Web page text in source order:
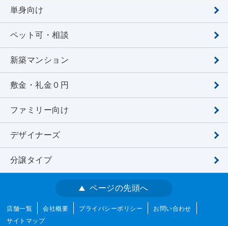
単身向け
ペット可・相談
新築マンション
敷金・礼金０円
ファミリー向け
デザイナーズ
分譲タイプ
ページの先頭へ
店舗一覧 会社概要 プライバシーポリシー
お問い合わせ
サイトマップ